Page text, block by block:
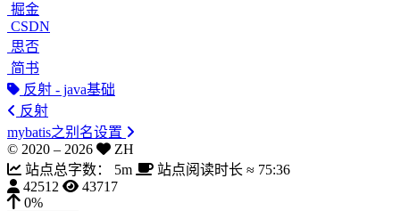
掘金
CSDN
思否
简书
反射 - java基础
反射
mybatis之别名设置
© 2020 – 2026
ZH
站点总字数：
5m 站点阅读时长 ≈ 75:36
42512
43717
0%